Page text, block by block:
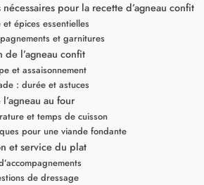
pour la recette d’agneau confit
et épices essentielles
et garnitures
de l’agneau confit
et assaisonnement
: durée et astuces
au four
et temps de cuisson
pour une viande fondante
et service du plat
de dressage